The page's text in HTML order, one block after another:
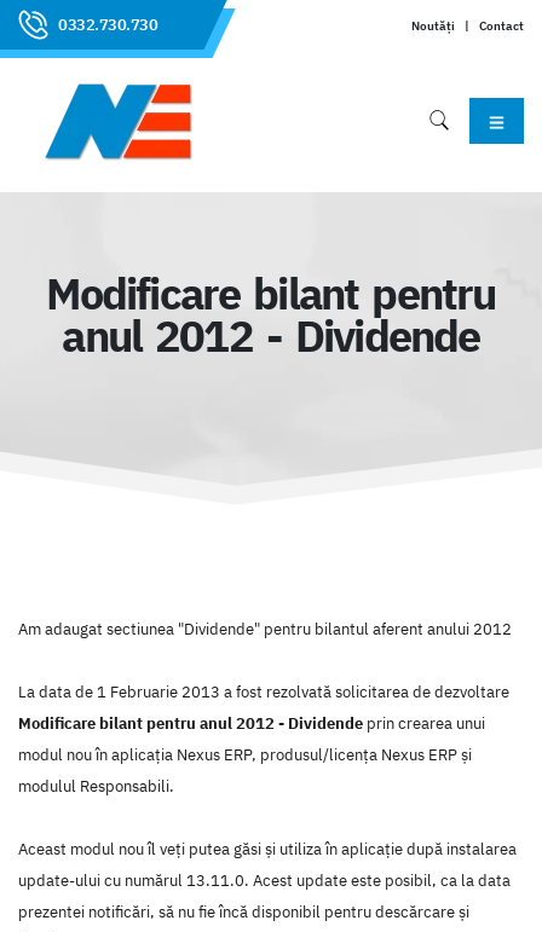
0332.730.730 Noutăți | Contact
Modificare bilant pentru
anul 2012 - Dividende
Am adaugat sectiunea "Dividende" pentru bilantul aferent anului 2012
La data de 1 Februarie 2013 a fost rezolvată solicitarea de dezvoltare
Modificare bilant pentru anul 2012 - Dividende prin crearea unui
modul nou în aplicaţia Nexus ERP, produsul/licenţa Nexus ERP şi
modulul Responsabili.
Aceast modul nou îl veţi putea găsi şi utiliza în aplicaţie după instalarea
update-ului cu numărul 13.11.0. Acest update este posibil, ca la data
prezentei notificări, să nu fie încă disponibil pentru descărcare şi